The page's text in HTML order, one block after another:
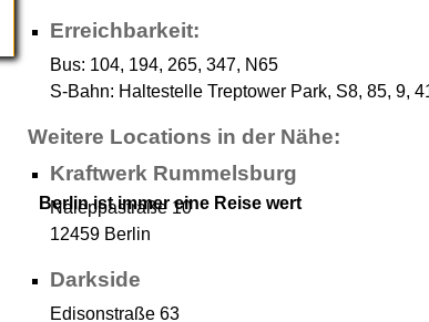
Erreichbarkeit:
Bus: 104, 194, 265, 347, N65
S-Bahn: Haltestelle Treptower Park, S8, 85, 9,
Weitere Locations in der Nähe:
Kraftwerk Rummelsburg
Naleppastraße 10
12459 Berlin
Darkside
Edisonstraße 63
Berlin ist immer eine Reise wert